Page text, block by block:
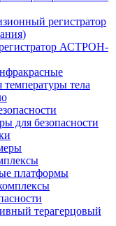
регистратор
АСТРОН-
тела
для безопасности
платформы
терагерцовый